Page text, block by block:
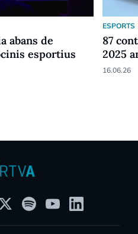
abans de
esportius
ESPORTS
87
2025
16.06.26